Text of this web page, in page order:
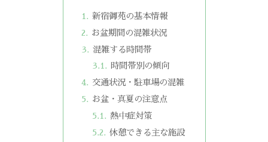
新宿御苑の基本情報
お盆期間の混雑状況
混雑する時間帯
時間帯別の傾向
交通状況・駐車場の混雑
お盆・真夏の注意点
熱中症対策
休憩できる主な施設